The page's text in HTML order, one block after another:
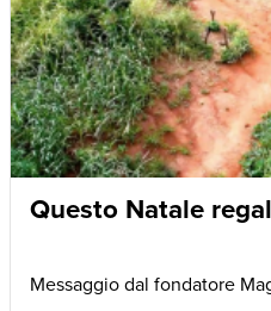
Questo Natale
Messaggio dal fondatore